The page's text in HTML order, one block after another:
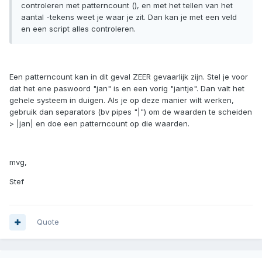
controleren met patterncount (), en met het tellen van het
aantal -tekens weet je waar je zit. Dan kan je met een veld
en een script alles controleren.
Een patterncount kan in dit geval ZEER gevaarlijk zijn. Stel je voor
dat het ene paswoord "jan" is en een vorig "jantje". Dan valt het
gehele systeem in duigen. Als je op deze manier wilt werken,
gebruik dan separators (bv pipes "|") om de waarden te scheiden
> |jan| en doe een patterncount op die waarden.
mvg,
Stef
Quote